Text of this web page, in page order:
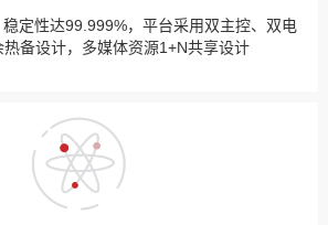
定性达99.999%，平台采用双主控、双电
备设计，多媒体资源1+N共享设计